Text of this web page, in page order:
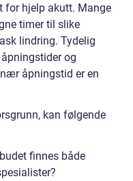
for hjelp akutt. Mange
timer til slike
lindring. Tydelig
og
åpningstid er en
kan følgende
finnes både